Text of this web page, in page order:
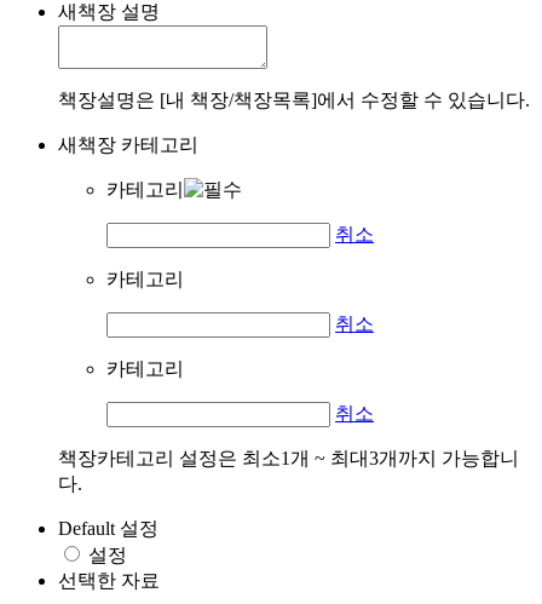
새책장 설명
책장설명은 [내 책장/책장목록]에서 수정할 수 있습니다.
새책장 카테고리
카테고리
취소
카테고리
취소
카테고리
취소
책장카테고리 설정은 최소1개 ~ 최대3개까지 가능합니
다.
Default 설정
설정
선택한 자료